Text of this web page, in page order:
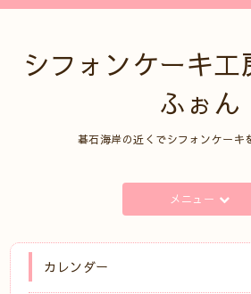
シフォンケーキ
ふぉん
碁石海岸の近くでシフォンケーキ
メニュー
カレンダー